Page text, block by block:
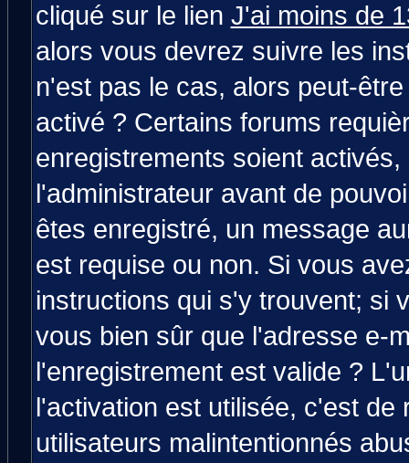
cliqué sur le lien J'ai moins de
alors vous devrez suivre les
n'est pas le cas, alors peut-
activé ? Certains forums
enregistrements soient
l'administrateur avant de
êtes enregistré, un message
est requise ou non. Si vous
instructions qui s'y trouvent; si
vous bien sûr que l'adresse e-
l'enregistrement est valide ?
l'activation est utilisée, c'est
utilisateurs malintentionnés